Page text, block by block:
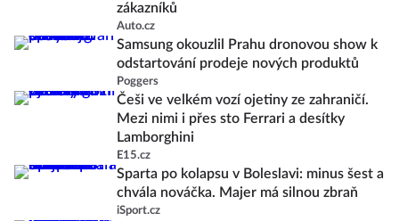
zákazníků
Auto.cz
Samsung okouzlil Prahu dronovou show k
odstartování prodeje nových produktů
Poggers
Češi ve velkém vozí ojetiny ze zahraničí.
Mezi nimi i přes sto Ferrari a desítky
Lamborghini
E15.cz
Sparta po kolapsu v Boleslavi: minus šest a
chvála nováčka. Majer má silnou zbraň
iSport.cz